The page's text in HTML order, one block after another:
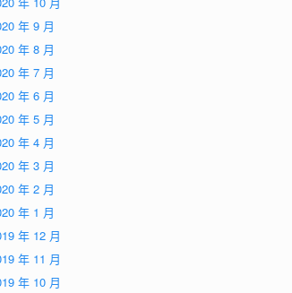
年 9 月
年 8 月
年 7 月
年 6 月
年 5 月
年 4 月
年 3 月
年 2 月
年 1 月
年 12 月
年 11 月
年 10 月